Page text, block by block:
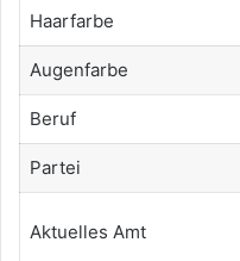
Haarfarbe
Augenfarbe
Beruf
Partei
Aktuelles Amt